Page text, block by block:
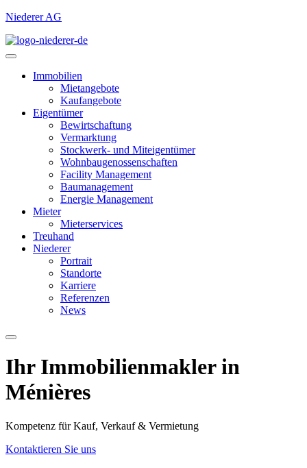
Niederer AG
Immobilien
Mietangebote
Kaufangebote
Eigentümer
Bewirtschaftung
Vermarktung
Stockwerk- und Miteigentümer
Wohnbaugenossenschaften
Facility Management
Baumanagement
Energie Management
Mieter
Mieterservices
Treuhand
Niederer
Portrait
Standorte
Karriere
Referenzen
News
Ihr Immobilien­­­makler in
Ménières
Kompetenz für Kauf, Verkauf & Vermietung
Kontaktieren Sie uns